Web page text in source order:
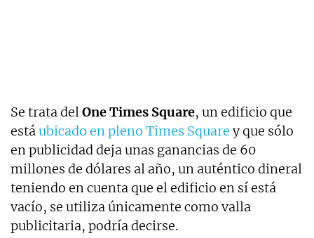
Se trata delOne Times Square, un edificio que
estáubicado en pleno Times Square y que sólo
en publicidad deja unas ganancias de 60
millones de dólares al año, un auténtico dineral
teniendo en cuenta que el edificio en sí está
vacío, se utiliza únicamente como valla
publicitaria, podría decirse.